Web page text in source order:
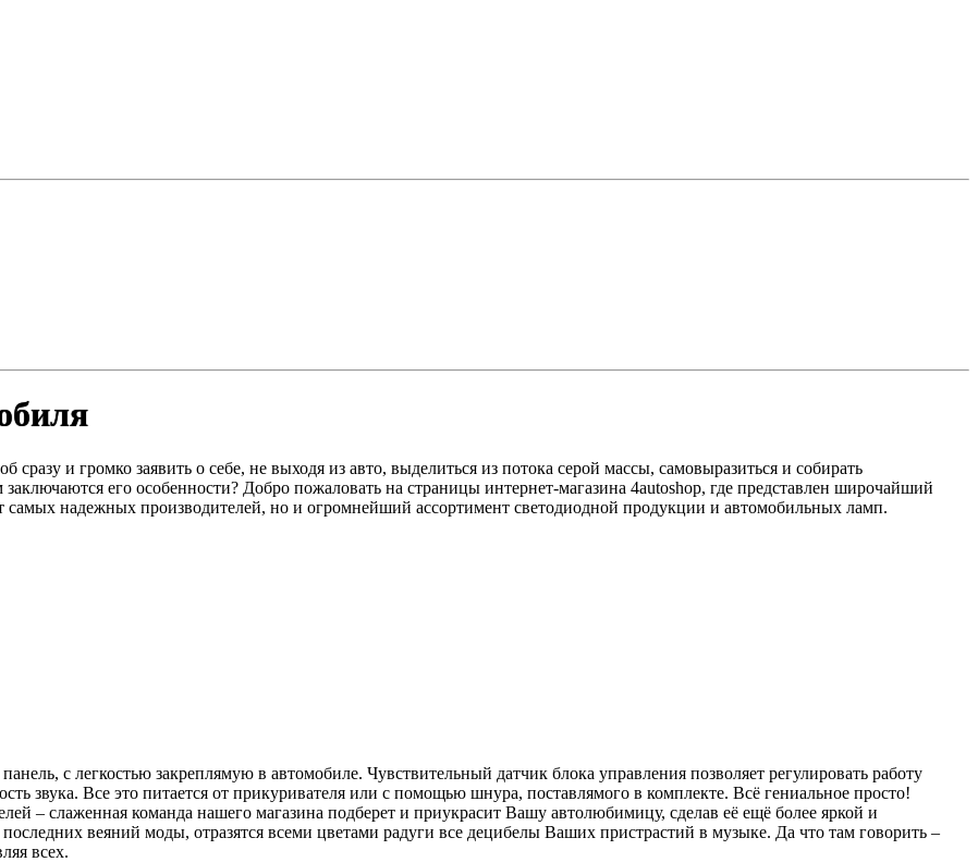
сразу и громко заявить о себе, не выходя из авто, выделиться из потока серой массы, самовыразиться и собирать
его особенности? Добро пожаловать на страницы интернет-магазина 4autoshop, где представлен широчайший
самых надежных производителей, но и огромнейший ассортимент светодиодной продукции и автомобильных ламп.
с легкостью закреплямую в автомобиле. Чувствительный датчик блока управления позволяет регулировать работу
звука. Все это питается от прикуривателя или с помощью шнура, поставлямого в комплекте. Всё гениальное просто!
– слаженная команда нашего магазина подберет и приукрасит Вашу автолюбимицу, сделав её ещё более яркой и
веяний моды, отразятся всеми цветами радуги все децибелы Ваших пристрастий в музыке. Да что там говорить –
всех.